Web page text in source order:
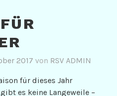
2017 von RSV ADMIN
für dieses Jahr
es keine Langeweile –